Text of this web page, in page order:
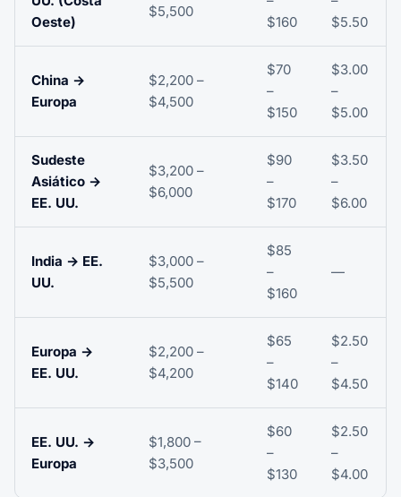
Oeste)
$5,500
$160
$5.50
China →
Europa
$2,200 –
$4,500
$70
–
$150
$3.00
–
$5.00
Sudeste
Asiático →
EE. UU.
$3,200 –
$6,000
$90
–
$170
$3.50
–
$6.00
India → EE.
UU.
$3,000 –
$5,500
$85
–
$160
—
Europa →
EE. UU.
$2,200 –
$4,200
$65
–
$140
$2.50
–
$4.50
EE. UU. →
Europa
$1,800 –
$3,500
$60
–
$130
$2.50
–
$4.00